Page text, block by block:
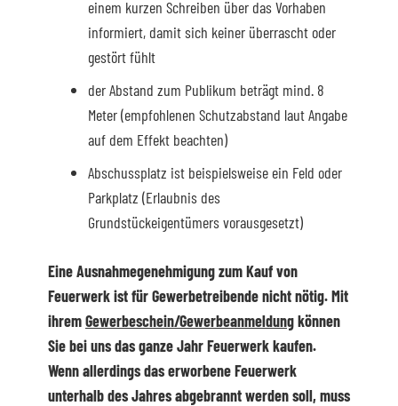
einem kurzen Schreiben über das Vorhaben
informiert, damit sich keiner überrascht oder
gestört fühlt
der Abstand zum Publikum beträgt mind. 8
Meter (empfohlenen Schutzabstand laut Angabe
auf dem Effekt beachten)
Abschussplatz ist beispielsweise ein Feld oder
Parkplatz (Erlaubnis des
Grundstückeigentümers vorausgesetzt)
Eine Ausnahmegenehmigung zum Kauf von
Feuerwerk ist für Gewerbetreibende nicht nötig. Mit
ihremGewerbeschein/Gewerbeanmeldungkönnen
Sie bei uns das ganze Jahr Feuerwerk kaufen.
Wenn allerdings das erworbene Feuerwerk
unterhalb des Jahres abgebrannt werden soll, muss